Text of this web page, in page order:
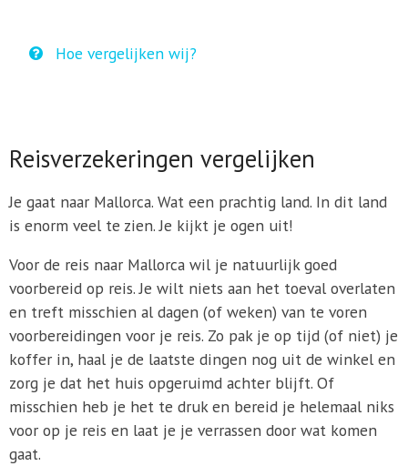
Hoe vergelijken wij?
Reisverzekeringen vergelijken
Je gaat naar Mallorca. Wat een prachtig land. In dit land
is enorm veel te zien. Je kijkt je ogen uit!
Voor de reis naar Mallorca wil je natuurlijk goed
voorbereid op reis. Je wilt niets aan het toeval overlaten
en treft misschien al dagen (of weken) van te voren
voorbereidingen voor je reis. Zo pak je op tijd (of niet) je
koffer in, haal je de laatste dingen nog uit de winkel en
zorg je dat het huis opgeruimd achter blijft. Of
misschien heb je het te druk en bereid je helemaal niks
voor op je reis en laat je je verrassen door wat komen
gaat.